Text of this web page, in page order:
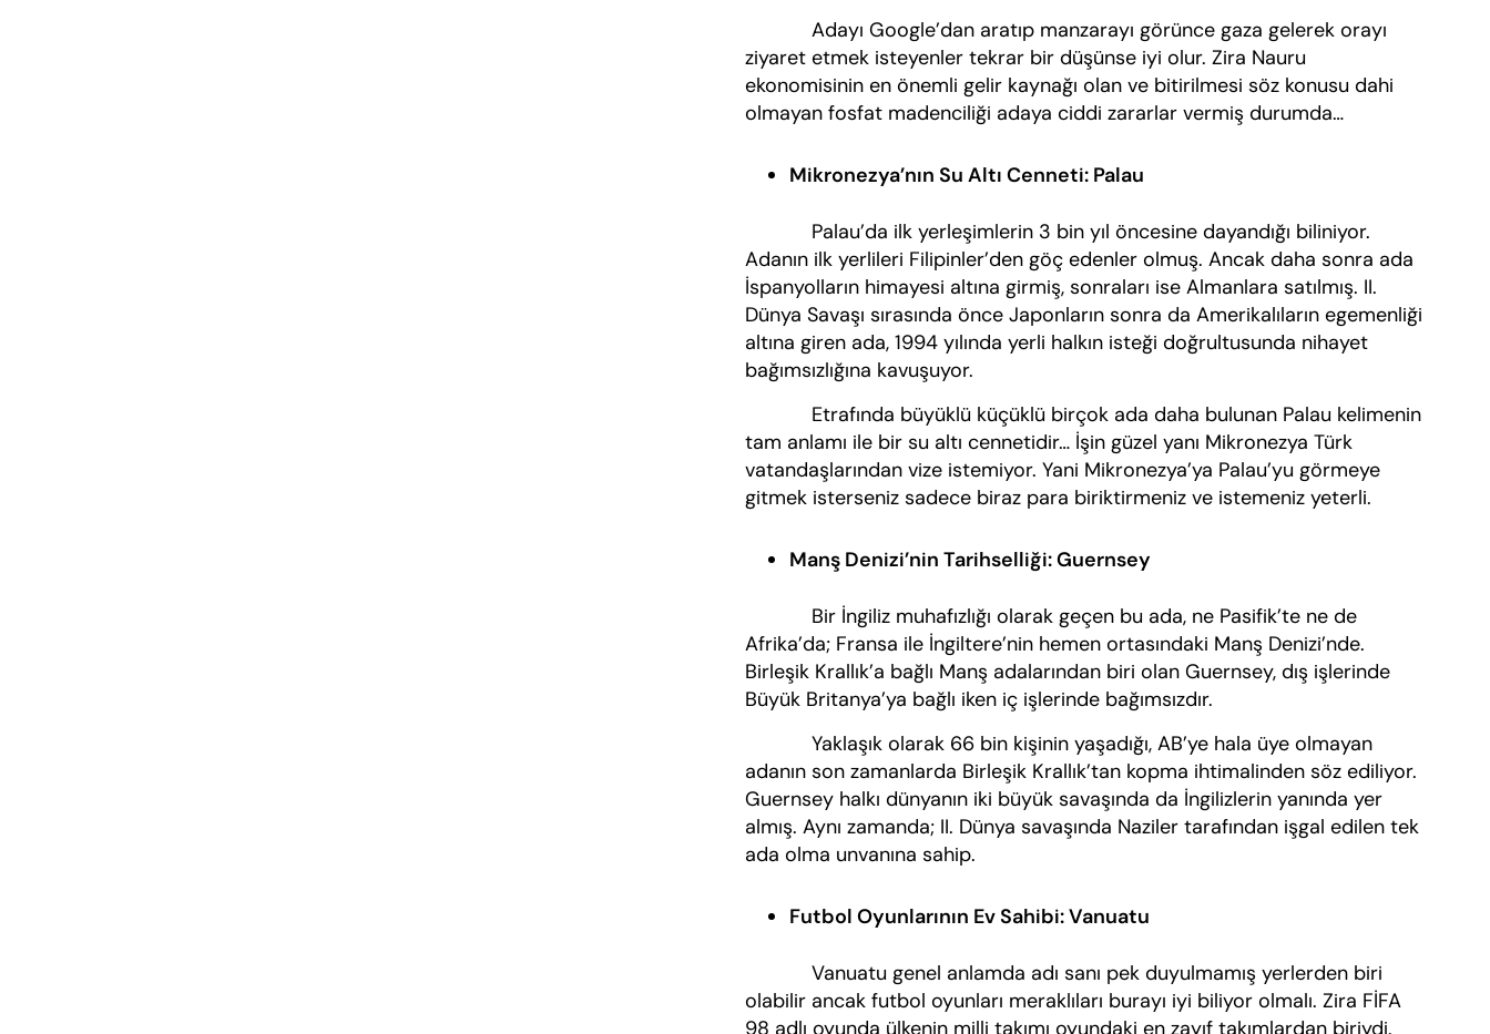
Adayı Google’dan aratıp manzarayı görünce gaza gelerek orayı
ziyaret etmek isteyenler tekrar bir düşünse iyi olur. Zira Nauru
ekonomisinin en önemli gelir kaynağı olan ve bitirilmesi söz konusu dahi
olmayan fosfat madenciliği adaya ciddi zararlar vermiş durumda…
Mikronezya’nın Su Altı Cenneti: Palau
Palau’da ilk yerleşimlerin 3 bin yıl öncesine dayandığı biliniyor.
Adanın ilk yerlileri Filipinler’den göç edenler olmuş. Ancak daha sonra ada
İspanyolların himayesi altına girmiş, sonraları ise Almanlara satılmış. II.
Dünya Savaşı sırasında önce Japonların sonra da Amerikalıların egemenliği
altına giren ada, 1994 yılında yerli halkın isteği doğrultusunda nihayet
bağımsızlığına kavuşuyor.
Etrafında büyüklü küçüklü birçok ada daha bulunan Palau kelimenin
tam anlamı ile bir su altı cennetidir… İşin güzel yanı Mikronezya Türk
vatandaşlarından vize istemiyor. Yani Mikronezya’ya Palau’yu görmeye
gitmek isterseniz sadece biraz para biriktirmeniz ve istemeniz yeterli.
Manş Denizi’nin Tarihselliği: Guernsey
Bir İngiliz muhafızlığı olarak geçen bu ada, ne Pasifik’te ne de
Afrika’da; Fransa ile İngiltere’nin hemen ortasındaki Manş Denizi’nde.
Birleşik Krallık’a bağlı Manş adalarından biri olan Guernsey, dış işlerinde
Büyük Britanya’ya bağlı iken iç işlerinde bağımsızdır.
Yaklaşık olarak 66 bin kişinin yaşadığı, AB’ye hala üye olmayan
adanın son zamanlarda Birleşik Krallık’tan kopma ihtimalinden söz ediliyor.
Guernsey halkı dünyanın iki büyük savaşında da İngilizlerin yanında yer
almış. Aynı zamanda; II. Dünya savaşında Naziler tarafından işgal edilen tek
ada olma unvanına sahip.
Futbol Oyunlarının Ev Sahibi: Vanuatu
Vanuatu genel anlamda adı sanı pek duyulmamış yerlerden biri
olabilir ancak futbol oyunları meraklıları burayı iyi biliyor olmalı. Zira FİFA
98 adlı oyunda ülkenin milli takımı oyundaki en zayıf takımlardan biriydi.